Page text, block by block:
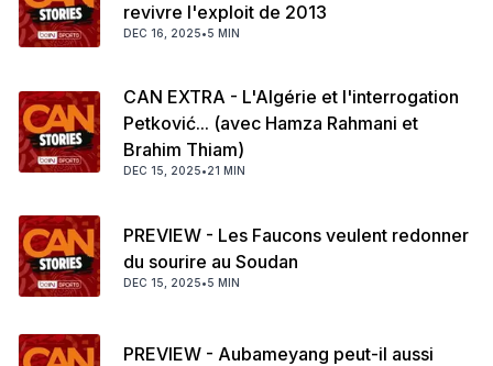
revivre l'exploit de 2013
DEC 16, 2025•5 MIN
CAN EXTRA - L'Algérie et l'interrogation
Petković... (avec Hamza Rahmani et
Brahim Thiam)
DEC 15, 2025•21 MIN
PREVIEW - Les Faucons veulent redonner
du sourire au Soudan
DEC 15, 2025•5 MIN
PREVIEW - Aubameyang peut-il aussi